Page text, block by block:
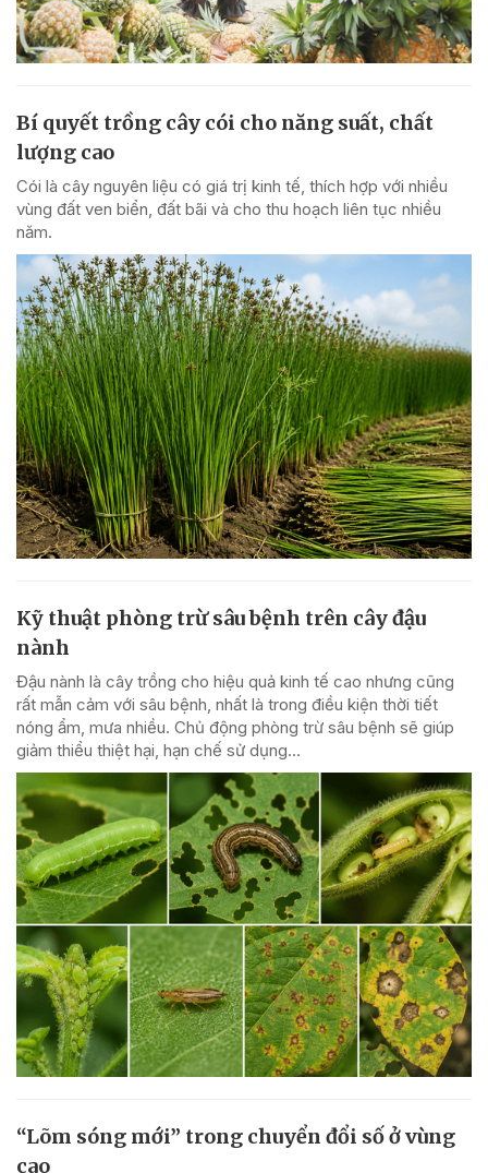
Bí quyết trồng cây cói cho năng suất, chất
lượng cao
Cói là cây nguyên liệu có giá trị kinh tế, thích hợp với nhiều
vùng đất ven biển, đất bãi và cho thu hoạch liên tục nhiều
năm.
Kỹ thuật phòng trừ sâu bệnh trên cây đậu
nành
Đậu nành là cây trồng cho hiệu quả kinh tế cao nhưng cũng
rất mẫn cảm với sâu bệnh, nhất là trong điều kiện thời tiết
nóng ẩm, mưa nhiều. Chủ động phòng trừ sâu bệnh sẽ giúp
giảm thiểu thiệt hại, hạn chế sử dụng...
“Lõm sóng mới” trong chuyển đổi số ở vùng
cao